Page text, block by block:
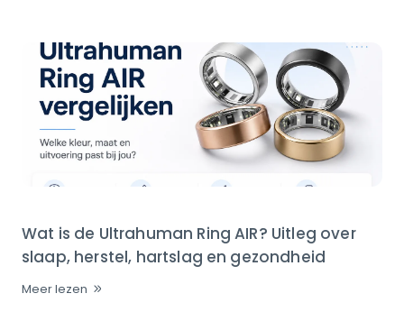
Wat is de Ultrahuman Ring AIR? Uitleg over
slaap, herstel, hartslag en gezondheid
Meer lezen